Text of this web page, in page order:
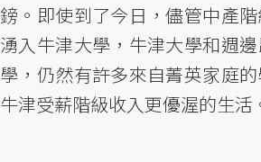
鎊。即使到了今日，儘管中產
湧入牛津大學，牛津大學和週
學，仍然有許多來自菁英家庭
牛津受薪階級收入更優渥的生活